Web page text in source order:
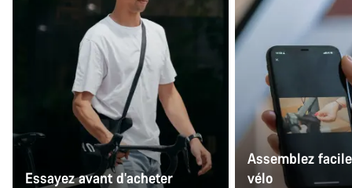
Essayez avant d’acheter
Assemblez
vélo